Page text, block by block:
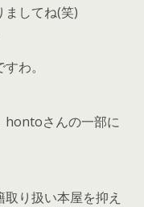
ましてね(笑)
わ。
hontoさんの一部に
り扱い本屋を抑え